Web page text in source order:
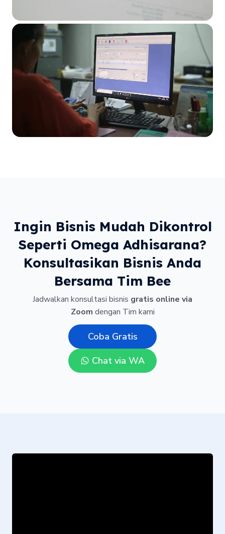
Ingin Bisnis Mudah Dikontrol
Seperti Omega Adhisarana?
Konsultasikan Bisnis Anda
Bersama Tim Bee
Jadwalkan konsultasi bisnis gratis online via
Zoom dengan Tim kami
Coba Gratis
Chat via WA